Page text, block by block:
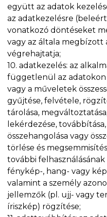
együtt az adatok
az adatkezelésre
vonatkozó döntéseket
vagy az általa megbízott
végrehajtatja;
10. adatkezelés: az
függetlenül az
vagy a műveletek
gyűjtése, felvétele,
tárolása,
lekérdezése,
összehangolása vagy
törlése és
további
fénykép-, hang- vagy
valamint a személy
jellemzők (pl. ujj- vagy
íriszkép) rögzítése;